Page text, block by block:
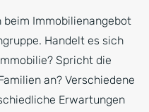
Immobilienangebot
Handelt es sich
Spricht die
an? Verschiedene
Erwartungen